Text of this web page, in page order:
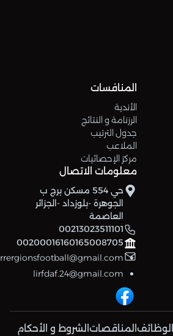
المنافسات
الأندية
الرزنامة و النتائج
جدول الترتيب
الملاعب
مركز الإحصائيات
معلومات الاتصال
حي 554 مسكن برج ب
الجوهرة -بلوزداد -الجزائر
العاصمة
00213023511101
00200016160165008705
lirfdaf.24@gmail.com
الوظائف المناقصات الشروط و الأحكام